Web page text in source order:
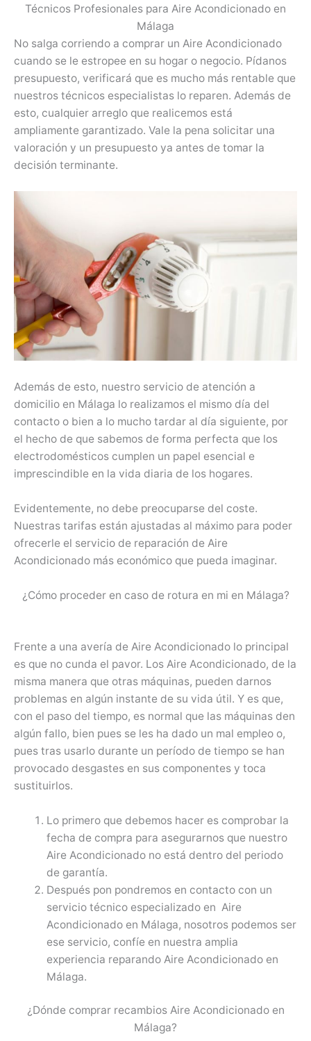
Técnicos Profesionales para Aire Acondicionado en
Málaga
No salga corriendo a comprar un Aire Acondicionado
cuando se le estropee en su hogar o negocio. Pídanos
presupuesto, verificará que es mucho más rentable que
nuestros técnicos especialistas lo reparen. Además de
esto, cualquier arreglo que realicemos está
ampliamente garantizado. Vale la pena solicitar una
valoración y un presupuesto ya antes de tomar la
decisión terminante.
Además de esto, nuestro servicio de atención a
domicilio en Málaga lo realizamos el mismo día del
contacto o bien a lo mucho tardar al día siguiente, por
el hecho de que sabemos de forma perfecta que los
electrodomésticos cumplen un papel esencial e
imprescindible en la vida diaria de los hogares.
Evidentemente, no debe preocuparse del coste.
Nuestras tarifas están ajustadas al máximo para poder
ofrecerle el servicio de reparación de Aire
Acondicionado más económico que pueda imaginar.
¿Cómo proceder en caso de rotura en mi en Málaga?
Frente a una avería de Aire Acondicionado lo principal
es que no cunda el pavor. Los Aire Acondicionado, de la
misma manera que otras máquinas, pueden darnos
problemas en algún instante de su vida útil. Y es que,
con el paso del tiempo, es normal que las máquinas den
algún fallo, bien pues se les ha dado un mal empleo o,
pues tras usarlo durante un período de tiempo se han
provocado desgastes en sus componentes y toca
sustituirlos.
Lo primero que debemos hacer es comprobar la
fecha de compra para asegurarnos que nuestro
Aire Acondicionado no está dentro del periodo
de garantía.
Después pon pondremos en contacto con un
servicio técnico especializado en Aire
Acondicionado en Málaga, nosotros podemos ser
ese servicio, confíe en nuestra amplia
experiencia reparando Aire Acondicionado en
Málaga.
¿Dónde comprar recambios Aire Acondicionado en
Málaga?